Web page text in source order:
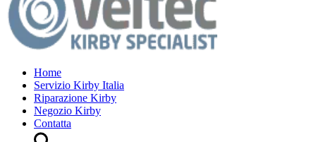
Home
Servizio Kirby Italia
Riparazione Kirby
Negozio Kirby
Contatta